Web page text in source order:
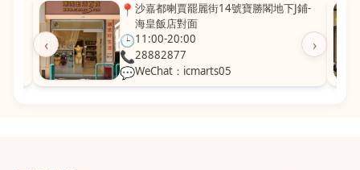
‹ ›
📍 沙嘉都喇賈罷麗街14號寶勝閣地下J鋪-
海皇飯店對面
🕒11:00-20:00
📞28882877
💬WeChat：icmarts05